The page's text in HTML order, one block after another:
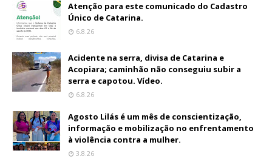
Atenção para este comunicado do Cadastro
Único de Catarina.
6.8.26
Acidente na serra, divisa de Catarina e
Acopiara; caminhão não conseguiu subir a
serra e capotou. Vídeo.
6.8.26
Agosto Lilás é um mês de conscientização,
informação e mobilização no enfrentamento
à violência contra a mulher.
3.8.26